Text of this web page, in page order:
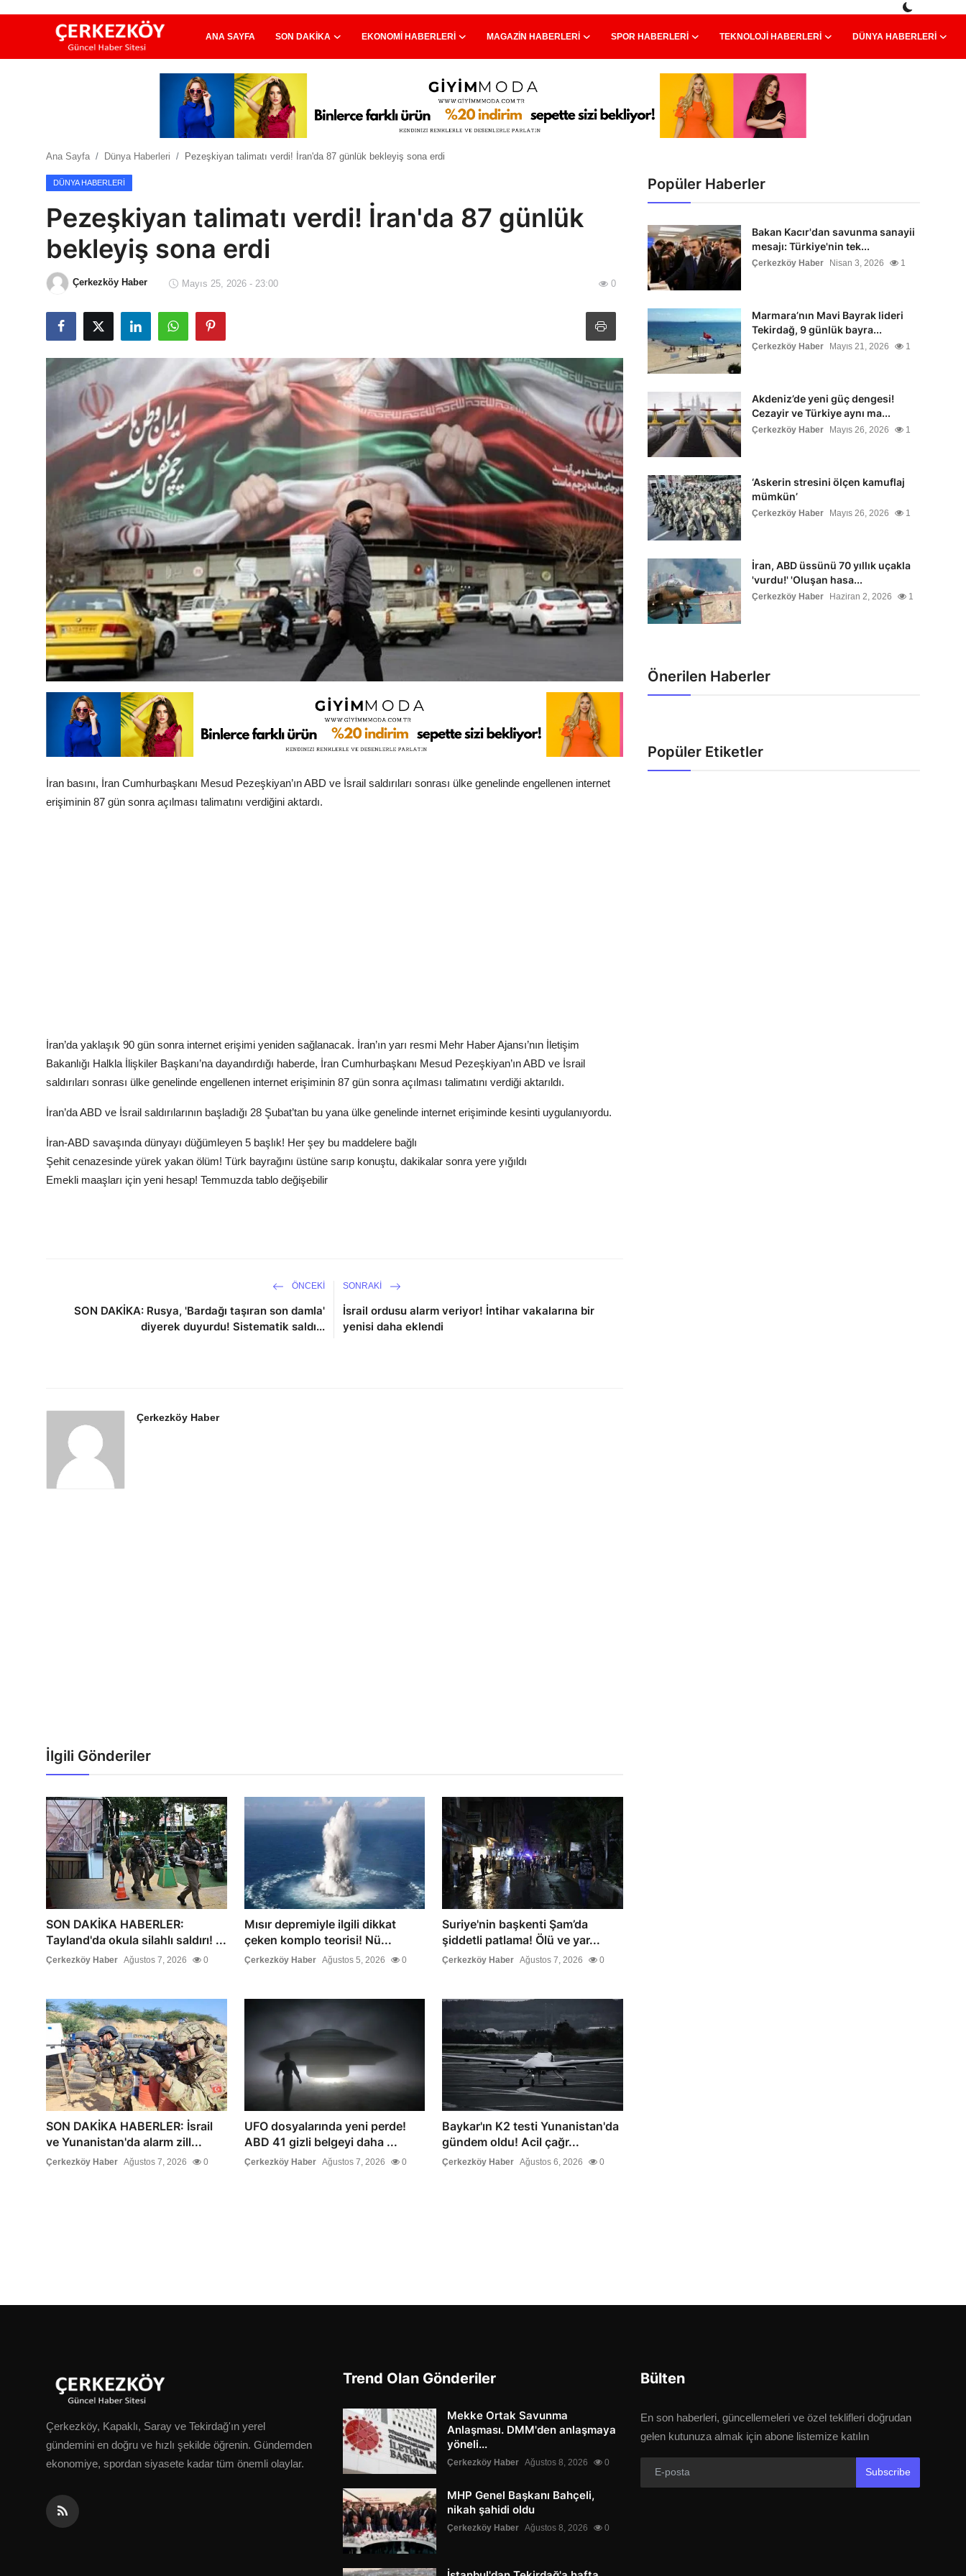
ANA SAYFA SON DAKIKA EKONOMI HABERLERI MAGAZIN HABERLERI SPOR HABERLERI TEKNOLOJI HABERLERI DÜNYA HABERLERI
Ekonomi Haberleri
Teknoloji Haberleri
Çerkezköy
Ana Sayfa Dünya Haberleri Pezeşkiyan talimatı verdi! İran'da 87 günlük bekleyiş sona erdi
DÜNYA HABERLERI
Pezeşkiyan talimatı verdi! İran'da 87 günlük
bekleyiş sona erdi
Çerkezköy Haber Mayıs 25, 2026 - 23:00 0
İran basını, İran Cumhurbaşkanı Mesud Pezeşkiyan’ın ABD ve İsrail saldırıları sonrası ülke genelinde engellenen internet
erişiminin 87 gün sonra açılması talimatını verdiğini aktardı.
İran’da yaklaşık 90 gün sonra internet erişimi yeniden sağlanacak. İran’ın yarı resmi Mehr Haber Ajansı’nın İletişim
Bakanlığı Halkla İlişkiler Başkanı’na dayandırdığı haberde, İran Cumhurbaşkanı Mesud Pezeşkiyan’ın ABD ve İsrail
saldırıları sonrası ülke genelinde engellenen internet erişiminin 87 gün sonra açılması talimatını verdiği aktarıldı.
İran’da ABD ve İsrail saldırılarının başladığı 28 Şubat’tan bu yana ülke genelinde internet erişiminde kesinti uygulanıyordu.
İran-ABD savaşında dünyayı düğümleyen 5 başlık! Her şey bu maddelere bağlı
Şehit cenazesinde yürek yakan ölüm! Türk bayrağını üstüne sarıp konuştu, dakikalar sonra yere yığıldı
Emekli maaşları için yeni hesap! Temmuzda tablo değişebilir
ÖNCEKI
SON DAKİKA: Rusya, 'Bardağı taşıran son damla'
diyerek duyurdu! Sistematik saldı...
SONRAKI
İsrail ordusu alarm veriyor! İntihar vakalarına bir
yenisi daha eklendi
Çerkezköy Haber
İlgili Gönderiler
SON DAKİKA HABERLER:
Tayland'da okula silahlı saldırı! ...
Çerkezköy Haber Ağustos 7, 2026 0
Mısır depremiyle ilgili dikkat
çeken komplo teorisi! Nü...
Çerkezköy Haber Ağustos 5, 2026 0
Suriye'nin başkenti Şam’da
şiddetli patlama! Ölü ve yar...
Çerkezköy Haber Ağustos 7, 2026 0
SON DAKİKA HABERLER: İsrail
ve Yunanistan'da alarm zill...
Çerkezköy Haber Ağustos 7, 2026 0
UFO dosyalarında yeni perde!
ABD 41 gizli belgeyi daha ...
Çerkezköy Haber Ağustos 7, 2026 0
Baykar'ın K2 testi Yunanistan'da
gündem oldu! Acil çağr...
Çerkezköy Haber Ağustos 6, 2026 0
Popüler Haberler
Bakan Kacır'dan savunma sanayii
mesajı: Türkiye'nin tek...
Çerkezköy Haber Nisan 3, 2026 1
Marmara’nın Mavi Bayrak lideri
Tekirdağ, 9 günlük bayra...
Çerkezköy Haber Mayıs 21, 2026 1
Akdeniz’de yeni güç dengesi!
Cezayir ve Türkiye aynı ma...
Çerkezköy Haber Mayıs 26, 2026 1
‘Askerin stresini ölçen kamuflaj
mümkün’
Çerkezköy Haber Mayıs 26, 2026 1
İran, ABD üssünü 70 yıllık uçakla
'vurdu!' 'Oluşan hasa...
Çerkezköy Haber Haziran 2, 2026 1
Önerilen Haberler
Popüler Etiketler
Çerkezköy, Kapaklı, Saray ve Tekirdağ'ın yerel
gündemini en doğru ve hızlı şekilde öğrenin. Gündemden
ekonomiye, spordan siyasete kadar tüm önemli olaylar.
Trend Olan Gönderiler
Mekke Ortak Savunma
Anlaşması. DMM'den anlaşmaya
yöneli...
Çerkezköy Haber Ağustos 8, 2026 0
MHP Genel Başkanı Bahçeli,
nikah şahidi oldu
Çerkezköy Haber Ağustos 8, 2026 0
Bülten
En son haberleri, güncellemeleri ve özel teklifleri doğrudan
gelen kutunuza almak için abone listemize katılın
Subscribe